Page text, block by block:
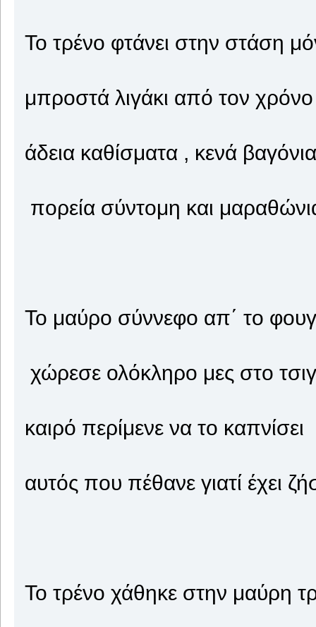
Το τρένο φτάνει στην στάση
μπροστά λιγάκι από τον
άδεια καθίσματα , κενά βαγόνια
πορεία σύντομη και
Το μαύρο σύννεφο απ΄ το
χώρεσε ολόκληρο μες στο
καιρό περίμενε να το καπνίσει
αυτός που πέθανε γιατί έχει
Το τρένο χάθηκε στην μαύρη